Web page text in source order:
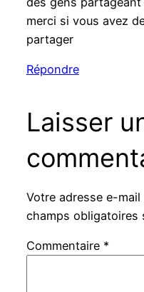
merci si vous avez
partager
Répondre
Laisser
Votre adresse e-
champs obligatoires
Commentaire *